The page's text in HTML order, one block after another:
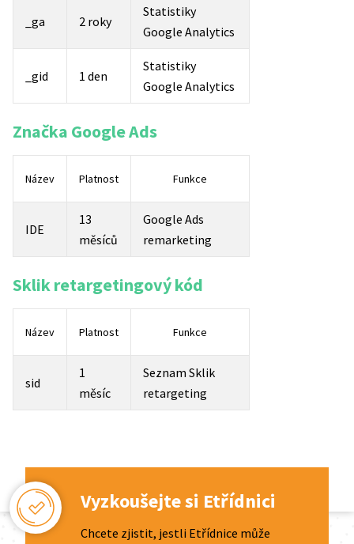
_ga 2 roky
Statistiky
Google Analytics
_gid 1 den
Statistiky
Google Analytics
Značka Google Ads
Název Platnost Funkce
IDE
13
měsíců
Google Ads
remarketing
Sklik retargetingový kód
Název Platnost Funkce
sid
1
měsíc
Seznam Sklik
retargeting
Vyzkoušejte si Etřídnici
Chcete zjistit, jestli Etřídnice může